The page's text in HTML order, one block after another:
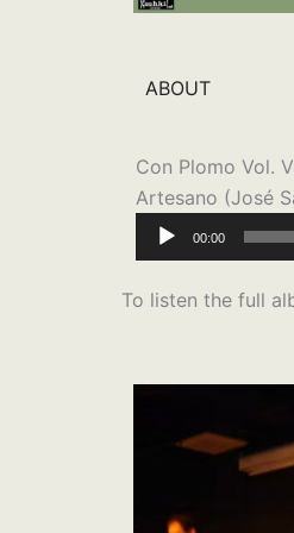
ABOUT
Con Plomo Vol.
Artesano (José
Reproductor
de
audio
00:00
To listen the full